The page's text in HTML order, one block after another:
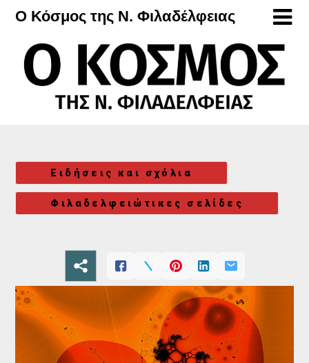
Μετάβαση
περιεχόμενο
Ο Κόσμος της Ν. Φιλαδέλφειας
Ειδήσεις και σχόλια
Φιλαδελφειώτικες σελίδες